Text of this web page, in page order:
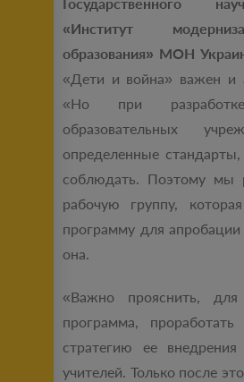
Государственного
«Институт
образования» МОН
«Дети и война» важен и
«Но при
образовательных
определенные
соблюдать. Поэтому мы
рабочую группу,
программу для апробации
она.
«Важно прояснить, для
программа,
стратегию ее
учителей. Только после